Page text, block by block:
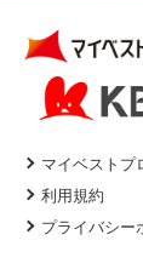
マイベストプ
利用規約
プライバシー